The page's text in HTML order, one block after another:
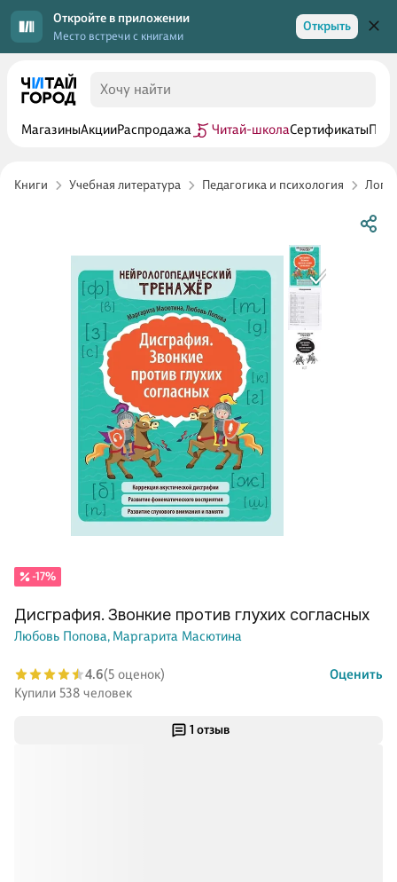
Откройте в приложении
Место встречи с книгами
Открыть
МагазиныАкцииРаспродажа Читай-школаСертификаты
Книги Учебная литература Педагогика и психология
1 отзыв
-17%
Дисграфия. Звонкие против глухих согласных
Любовь Попова, Маргарита Масютина
4.6(5 оценок)
Оценить
Купили 538 человек